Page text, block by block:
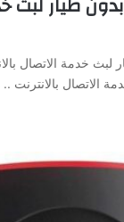
لبث خدمة الاتصال
الاتصال بالانترنت